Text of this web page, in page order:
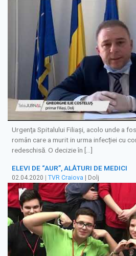
Urgenţa Spitalului Filiaşi, acolo unde a
român care a murit in urma infecției cu
redeschisă. O decizie în […]
ELEVI DE “AUR”, ALĂTURI DE MEDICI
02.04.2020 | TVR Craiova | Dolj